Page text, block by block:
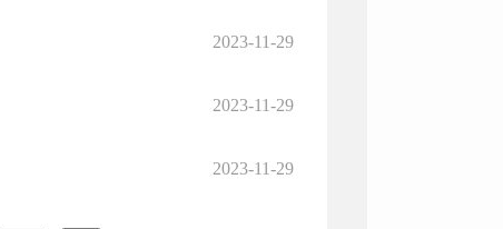
2023-11-29
2023-11-29
2023-11-29